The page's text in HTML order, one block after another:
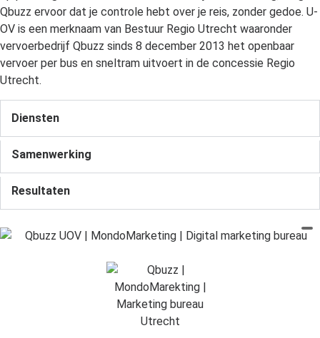
Qbuzz ervoor dat je controle hebt over je reis, zonder gedoe. U-
OV is een merknaam van Bestuur Regio Utrecht waaronder
vervoerbedrijf Qbuzz sinds 8 december 2013 het openbaar
vervoer per bus en sneltram uitvoert in de concessie Regio
Utrecht.
Diensten
Samenwerking
Resultaten